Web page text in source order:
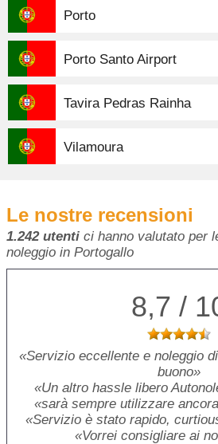
Porto
Porto Santo Airport
Tavira Pedras Rainha
Vilamoura
Le nostre recensioni
1.242 utenti ci hanno valutato per
noleggio in Portogallo
8,7 /
Servizio eccellente e noleggio
buono
Un altro hassle libero
sarà sempre utilizzare
Servizio è stato rapido,
Vorrei consigliare ai